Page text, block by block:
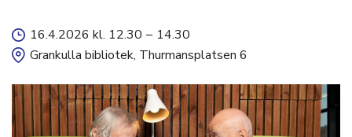
16.4.2026 kl. 12.30 – 14.30
Grankulla bibliotek, Thurmansplatsen 6